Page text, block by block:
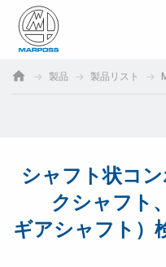
S.p.A.
製品 製品リスト
シャフト状コ
クシャフト
ギアシャフト）
日本
ログイン
パスワード